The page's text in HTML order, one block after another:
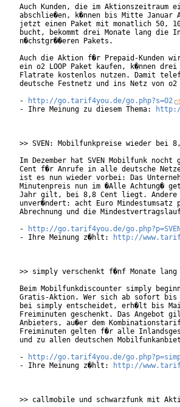
Auch Kunden, die im Aktionszeitraum
abschlie�en, k�nnen bis Mitte
jetzt einen Paket mit monatlich 50,
bucht, bekommt drei Monate lang die
n�chstgr��eren Pakets.
Auch die Aktion f�r Prepaid-Kunden
ein o2 LOOP Paket kaufen, k�nnen drei
Flatrate kostenlos nutzen. Damit
deutsche Festnetz und ins Netz von o2
-
http://go.tarif4you.de/go.php?s=O2
- Ihre Meinung zu diesem Thema:
>> SVEN: Mobilfunkpreise wieder bei
Im Dezember hat SVEN Mobilfunk
Cent f�r Anrufe in alle deutsche Netze
ist es nun wieder vorbei: Das
Minutenpreis nun im �Alle Achtung�
Jahr gilt, bei 8,8 Cent liegt. Andere
unver�ndert: acht Euro Mindestumsatz
Abrechnung und die
-
http://go.tarif4you.de/
- Ihre Meinung z�hlt:
http://
>> simply verschenkt f�nf Monate
Beim Mobilfunkdiscounter simply
Gratis-Aktion. Wer sich ab sofort bis
bei simply entscheidet, erh�lt bis Mai
Freiminuten geschenkt. Das
Anbieters, au�er dem
Freiminuten gelten f�r alle
und zu allen deutschen
-
http://go.tarif4you.de/
- Ihre Meinung z�hlt:
http://
>> callmobile und schwarzfunk mit